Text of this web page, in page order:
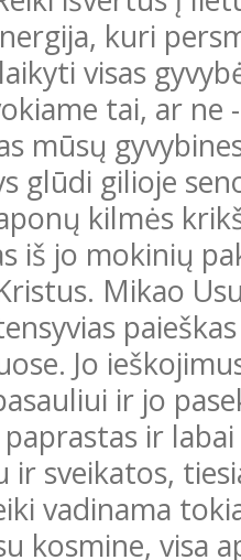
kuri
visas
tai, ar ne
mūsų
glūdi gilioje
kilmės
iš jo mokinių
Mikao
Jo
ir jo
ir
ir sveikatos,
vadinama
kosmine, visa